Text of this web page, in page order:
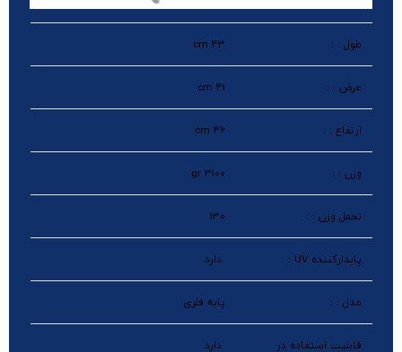
طول : : 43 cm
عرض : : 41 cm
ارتفاع : : 46 cm
وزن : : 3100 gr
تحمل وزن : : 130
پایدارکننده UV : : دارد
مدل : : پایه فلزی
قابلیت استفاده در
دارد